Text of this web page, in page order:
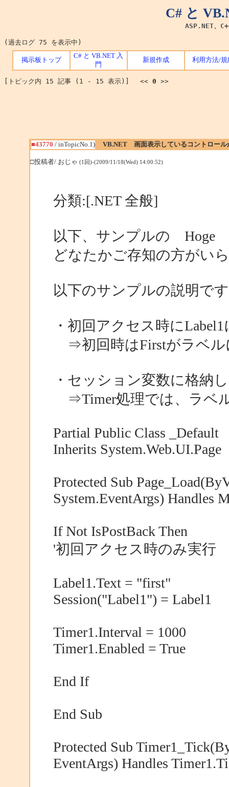
C# と
ASP.NET、
(過去ログ 75 を表示中)
掲示板トップ
C# と VB.NET 入
門
新規作成 利用方法/規
[トピック内 15 記事 (1 - 15 表示)] << 0 >>
■43770 / inTopicNo.1) VB.NET 画面表示しているコントロール
□投稿者/ おじゃ (1回)-(2009/11/18(Wed) 14:00:52)
分類:[.NET 全般]
以下、サンプルの Hoge
どなたかご存知の方がい
以下のサンプルの説明で
・初回アクセス時に
⇒初回時はFirstがラベル
・セッション変数に格納
⇒Timer処理では、ラベ
Partial Public Class _Default
Inherits System.Web.UI.Page
Protected Sub
System.EventArgs) Handles
If Not IsPostBack Then
'初回アクセス時のみ実行
Label1.Text = "first"
Session("Label1") = Label1
Timer1.Interval = 1000
Timer1.Enabled = True
End If
End Sub
Protected Sub
EventArgs) Handles